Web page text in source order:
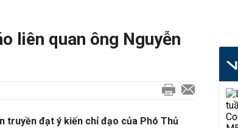
liên quan ông Nguyễn
truyền đạt ý kiến chỉ đạo của Phó Thủ